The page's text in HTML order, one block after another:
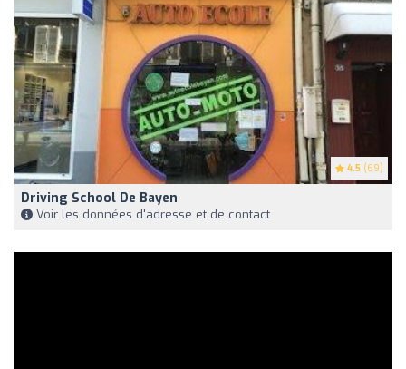
4.5 (69)
Driving School De Bayen
Voir les données d'adresse et de contact